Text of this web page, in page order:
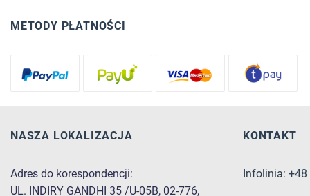
METODY PŁATNOŚCI
NASZA LOKALIZACJA
Adres do korespondencji:
UL. INDIRY GANDHI 35 /U-05B, 02-776,
KONTAKT
Infolinia: